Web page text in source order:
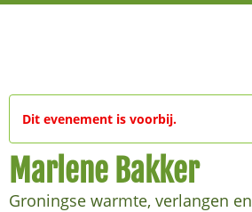
Dit evenement is voorbij.
Marlene Bakker
Groningse warmte, verlangen en